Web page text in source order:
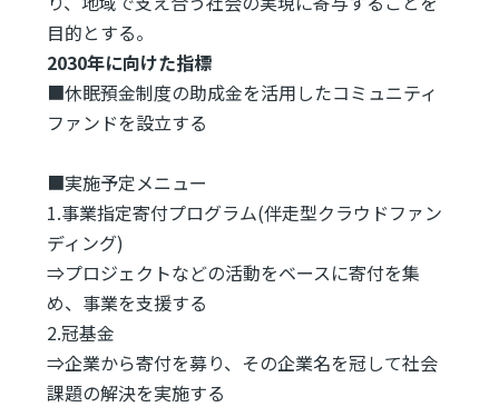
目的とする。
2030年に向けた指標
■休眠預金制度の助成金を活用したコミュニティ
ファンドを設立する
■実施予定メニュー
1.事業指定寄付プログラム(伴走型クラウドファン
ディング)
⇒プロジェクトなどの活動をベースに寄付を集
め、事業を支援する
2.冠基金
⇒企業から寄付を募り、その企業名を冠して社会
課題の解決を実施する